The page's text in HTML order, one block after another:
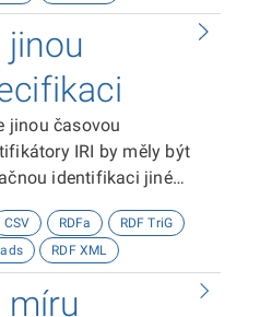
jinou
jinou časovou
IRI by měly být
identifikaci jiné
CSV RDFa
RDF TriG
RDF XML
míru